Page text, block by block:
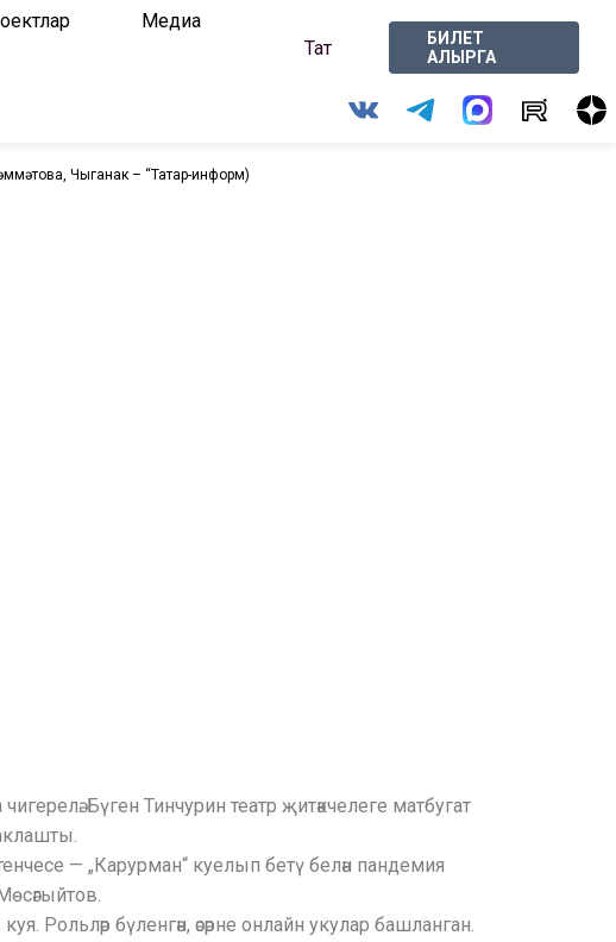
Медиа
Тат
БИЛЕТ
АЛЫРГА
Чыганак – “Татар-информ)
Бүген Тинчурин театр җитәкчелеге матбугат
— „Карурман“ куелып бетү белән пандемия
бүленгән, әсәрне онлайн укулар башланган.